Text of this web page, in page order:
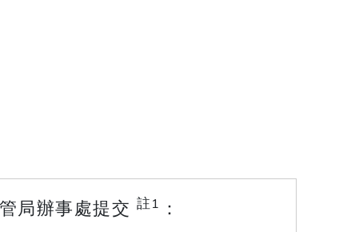
局辦事處提交 註1 ：